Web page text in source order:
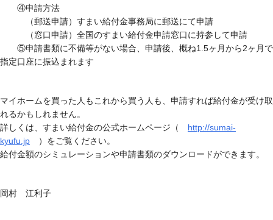
④申請方法
（郵送申請）すまい給付金事務局に郵送にて申請
（窓口申請）全国のすまい給付金申請窓口に持参して申請
⑤申請書類に不備等がない場合、申請後、概ね1.5ヶ月から2ヶ月で
指定口座に振込まれます
マイホームを買った人もこれから買う人も、申請すれば給付金が受け取
れるかもしれません。
詳しくは、すまい給付金の公式ホームページ（ http://sumai-
kyufu.jp ）をご覧ください。
給付金額のシミュレーションや申請書類のダウンロードができます。
岡村 江利子